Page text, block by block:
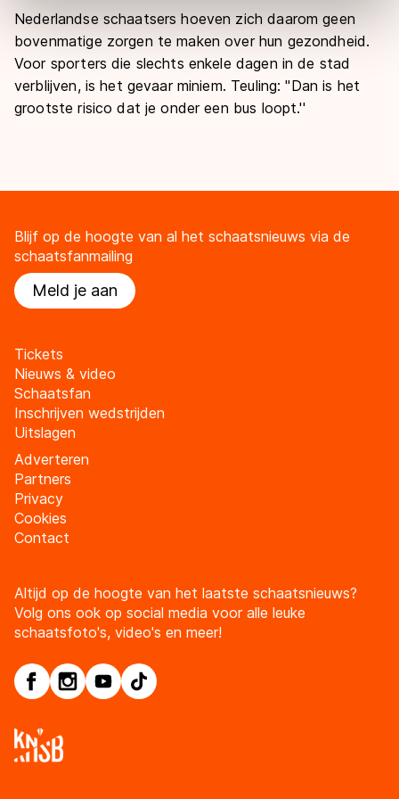
Door op ‘Toestaan’ te klikken, stemt u in met deze
overdracht. Meer informatie vindt u in ons
cookiebeleid
Nederlandse schaatsers hoeven zich daarom geen
bovenmatige zorgen te maken over hun gezondheid.
Voor sporters die slechts enkele dagen in de stad
verblijven, is het gevaar miniem. Teuling: "Dan is het
grootste risico dat je onder een bus loopt.''
Blijf op de hoogte van al het schaatsnieuws via de
schaatsfanmailing
Meld je aan
Tickets
Nieuws & video
Schaatsfan
Inschrijven wedstrijden
Uitslagen
Adverteren
Partners
Privacy
Cookies
Contact
Altijd op de hoogte van het laatste schaatsnieuws?
Volg ons ook op social media voor alle leuke
schaatsfoto's, video's en meer!